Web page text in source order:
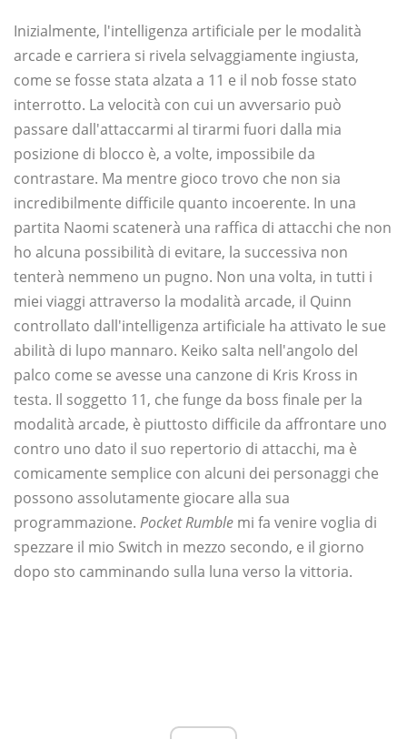
Inizialmente, l'intelligenza artificiale per le modalità
arcade e carriera si rivela selvaggiamente ingiusta,
come se fosse stata alzata a 11 e il nob fosse stato
interrotto. La velocità con cui un avversario può
passare dall'attaccarmi al tirarmi fuori dalla mia
posizione di blocco è, a volte, impossibile da
contrastare. Ma mentre gioco trovo che non sia
incredibilmente difficile quanto incoerente. In una
partita Naomi scatenerà una raffica di attacchi che non
ho alcuna possibilità di evitare, la successiva non
tenterà nemmeno un pugno. Non una volta, in tutti i
miei viaggi attraverso la modalità arcade, il Quinn
controllato dall'intelligenza artificiale ha attivato le sue
abilità di lupo mannaro. Keiko salta nell'angolo del
palco come se avesse una canzone di Kris Kross in
testa. Il soggetto 11, che funge da boss finale per la
modalità arcade, è piuttosto difficile da affrontare uno
contro uno dato il suo repertorio di attacchi, ma è
comicamente semplice con alcuni dei personaggi che
possono assolutamente giocare alla sua
programmazione. Pocket Rumble mi fa venire voglia di
spezzare il mio Switch in mezzo secondo, e il giorno
dopo sto camminando sulla luna verso la vittoria.